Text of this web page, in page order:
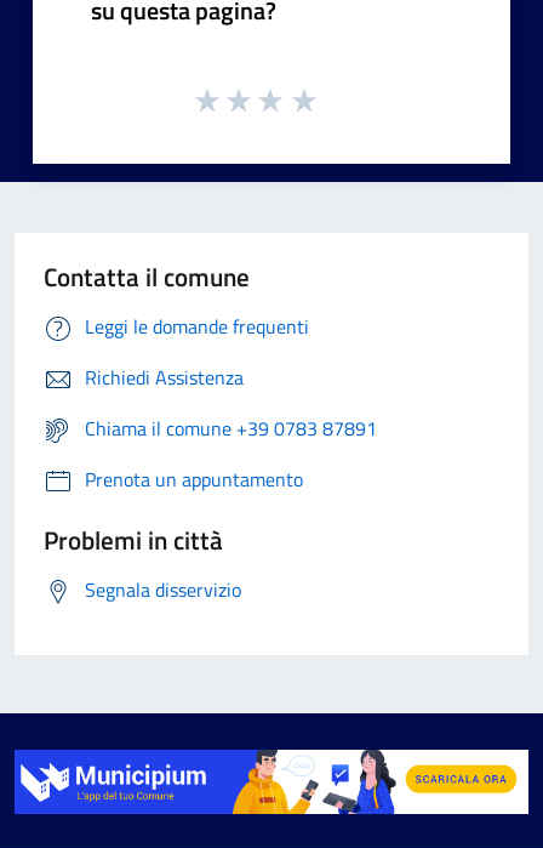
su questa pagina?
Contatta il comune
Leggi le domande frequenti
Richiedi Assistenza
Chiama il comune +39 0783 87891
Prenota un appuntamento
Problemi in città
Segnala disservizio